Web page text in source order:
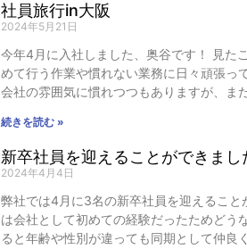
社員旅行in大阪
2024年5月21日
今年4月に入社しました、奥谷です！ 見た
めて行う作業や慣れない業務に日々頑張っ
会社の雰囲気に慣れつつもありますが、ま
続きを読む »
新卒社員を迎えることができまし
2024年4月4日
弊社では4月に3名の新卒社員を迎えるこ
は会社として初めての経験だったためどう
ると年齢や性別が違っても同期として仲良